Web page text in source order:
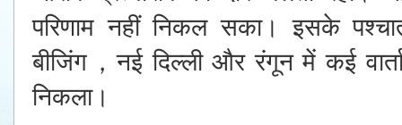
परिणाम नहीं निकल सका। इसके
बीजिंग，नई दिल्ली और रंगून में कई
निकला।